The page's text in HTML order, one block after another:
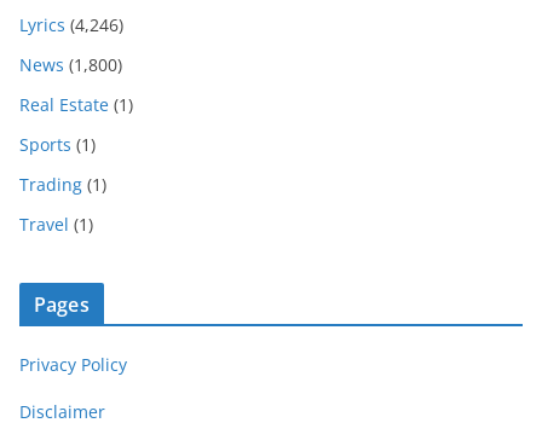
Lyrics (4,246)
News (1,800)
Real Estate (1)
Sports (1)
Trading (1)
Travel (1)
Pages
Privacy Policy
Disclaimer